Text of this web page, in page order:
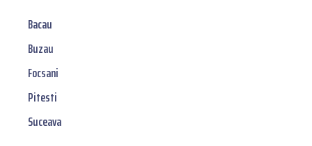
Bacau
Buzau
Focsani
Pitesti
Suceava